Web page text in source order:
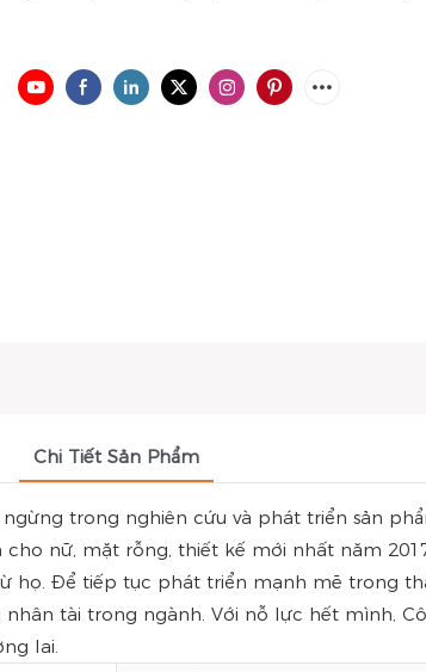
Chi Tiết Sản Phẩm
trong nghiên cứu và phát triển sản
nữ, mặt rỗng, thiết kế mới nhất năm
Để tiếp tục phát triển mạnh mẽ trong
tài trong ngành. Với nỗ lực hết mình,
lai.